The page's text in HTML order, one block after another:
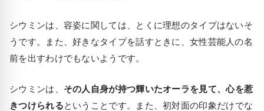
シウミンは、容姿に関しては、とくに理想のタイプはないそ
うです。また、好きなタイプを話すときに、女性芸能人の名
前を出すわけでもないようです。
シウミンは、 その人自身が持つ輝いたオーラを見て、心を惹
きつけられるということです。また、初対面の印象だけでな